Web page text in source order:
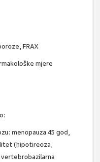
FRAX
mjere
menopauza 45 god,
(hipotireoza,